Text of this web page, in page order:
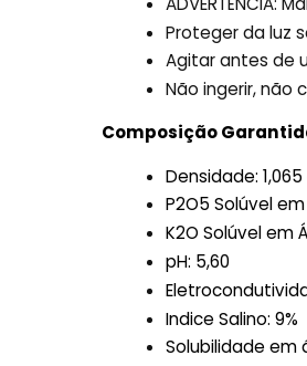
Proteger da luz
Agitar antes de
Não ingerir, não
Composição
Densidade:
P2O5 Solúvel em
K2O Solúvel em
pH: 5,60
Indice Salino: 9%
Solubilidade em